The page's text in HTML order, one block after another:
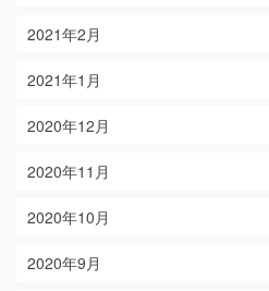
2021年2月
2021年1月
2020年12月
2020年11月
2020年10月
2020年9月